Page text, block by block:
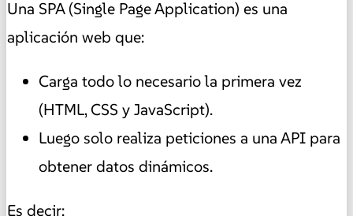
Una SPA (Single Page Application) es una
aplicación web que:
Carga todo lo necesario la primera vez
(HTML, CSS y JavaScript).
Luego solo realiza peticiones a una API para
obtener datos dinámicos.
Es decir: